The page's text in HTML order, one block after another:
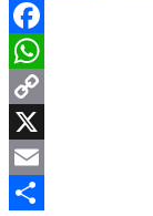
Facebook
WhatsApp
Copy
Link
X
Email